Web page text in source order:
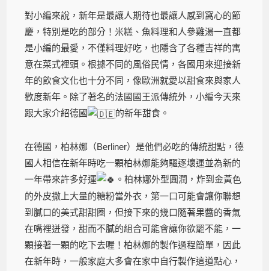
對小編來說，新年是最讓人期待也最讓人感到窩心的節
慶，特別是吃的部分！米糕、魚料理和人參雞湯一直都
是小編的最愛，不僅料理好吃，也隱含了各種吉祥的寓
意在菜式裡頭。根據不同的風俗民情，各國用來迎接新
年的飲食文化也十分不同，像歐洲就愛以甜食來與家人
歡度新年。除了著名的法國國王派傳統外，小編今天來
跟大家介紹德國
的新年甜食。
在德國，柏林娜（Berliner）是他們必吃的傳統甜點，德
國人相信在新年時吃一顆柏林娜能夠驅逐壞運並為新的
一年帶來許多好運
。柏林娜外型圓潤，炸到金黃色
的外皮撒上大量的糖粉當外衣，第一口可能會讓你聯想
到膩口的美式甜甜圈，但接下來的幾口隨著果醬的香氣
在嘴裡迸發，甜而不膩的組合可能會讓你欲罷不能，一
顆接著一顆的吃下去喔！柏林娜的製作過程簡單，因此
在新年時，一般家庭大多會在家中自行製作這道點心，